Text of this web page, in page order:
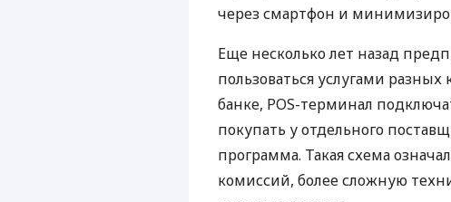
через смартфон и
Еще несколько лет назад
пользоваться услугами
банке, POS-терминал
покупать у отдельного
программа. Такая схема
комиссий, более сложную